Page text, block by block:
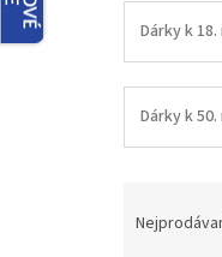
Dárky k
Dárky k